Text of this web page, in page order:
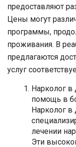
предоставляют
Цены могут
программы,
проживания. В
предлагаются
услуг
Нарколог в
помощь в
Нарколог в
лечении
Эти